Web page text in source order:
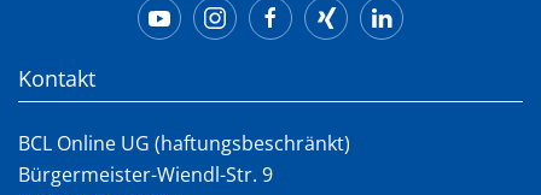
Kontakt
BCL Online UG (haftungsbeschränkt)
Bürgermeister-Wiendl-Str. 9